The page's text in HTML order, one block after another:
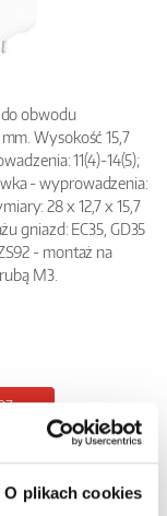
O plikach cookies
obwodu
Wysokość 15,7
11(4)-14(5);
- wyprowadzenia:
28 x 12,7 x 15,7
gniazd: EC35, GD35
- montaż na
M3.